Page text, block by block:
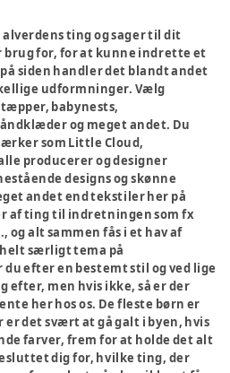
alverdens ting og sager til dit
brug for, for at kunne indrette et
siden handler det blandt andet
udformninger. Vælg
babynests,
og meget andet. Du
som Little Cloud,
producerer og designer
designs og skønne
andet end tekstiler her på
af ting til indretningen som fx
og alt sammen fås i et hav af
helt særligt tema på
efter en bestemt stil og ved lige
efter, men hvis ikke, så er der
her hos os. De fleste børn er
er det svært at gå galt i byen, hvis
farver, frem for at holde det alt
dig for, hvilke ting, der